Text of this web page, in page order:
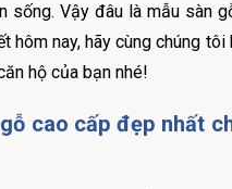
sống. Vậy đâu là mẫu sàn
hôm nay, hãy cùng chúng tôi
hộ của bạn nhé!
cao cấp đẹp nhất